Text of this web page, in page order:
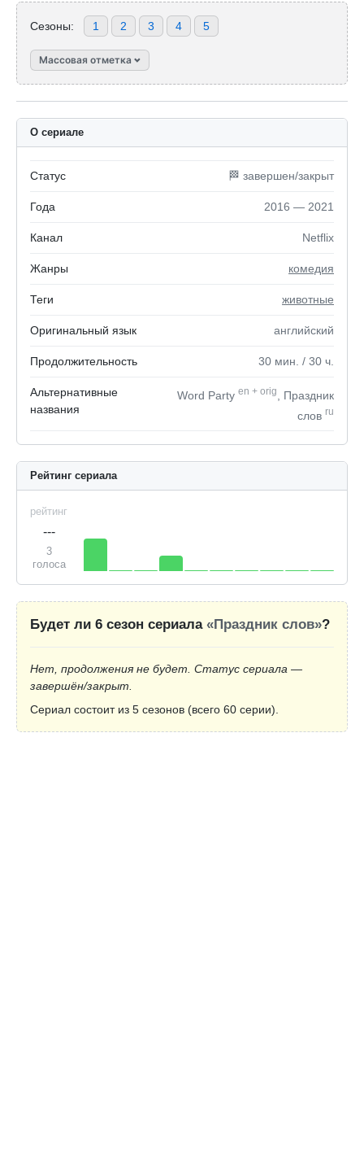
Сезоны: 1 2 3 4 5
Массовая отметка
О сериале
Статус 🏁 завершен/закрыт
Года 2016 — 2021
Канал Netflix
Жанры комедия
Теги животные
Оригинальный язык английский
Продолжительность 30 мин. / 30 ч.
Альтернативные
названия
Word Party en + orig
, Праздник
слов ru
Рейтинг сериала
рейтинг
---
3
голоса
Будет ли 6 сезон сериала «Праздник слов»?
Нет, продолжения не будет. Статус сериала —
завершён/закрыт.
Сериал состоит из 5 сезонов (всего 60 серии).